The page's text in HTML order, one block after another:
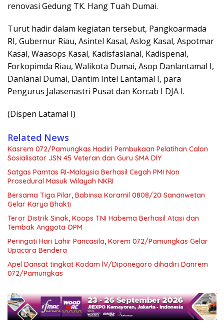
renovasi Gedung TK. Hang Tuah Dumai.
Turut hadir dalam kegiatan tersebut, Pangkoarmada
RI, Gubernur Riau, Asintel Kasal, Aslog Kasal, Aspotmar
Kasal, Waasops Kasal, Kadisfaslanal, Kadispenal,
Forkopimda Riau, Walikota Dumai, Asop Danlantamal I,
Danlanal Dumai, Dantim Intel Lantamal I, para
Pengurus Jalasenastri Pusat dan Korcab I DJA I.
(Dispen Latamal I)
Related News
Kasrem 072/Pamungkas Hadiri Pembukaan Pelatihan Calon
Sosialisator JSN 45 Veteran dan Guru SMA DIY
Satgas Pamtas RI-Malaysia Berhasil Cegah PMI Non
Prosedural Masuk Wilayah NKRI
Bersama Tiga Pilar, Babinsa Koramil 0808/20 Sananwetan
Gelar Karya Bhakti
Teror Distrik Sinak, Koops TNI Habema Berhasil Atasi dan
Tembak Anggota OPM
Peringati Hari Lahir Pancasila, Korem 072/Pamungkas Gelar
Upacara Bendera
Apel Dansat tingkat Kodam lV/Diponegoro dihadiri Danrem
072/Pamungkas